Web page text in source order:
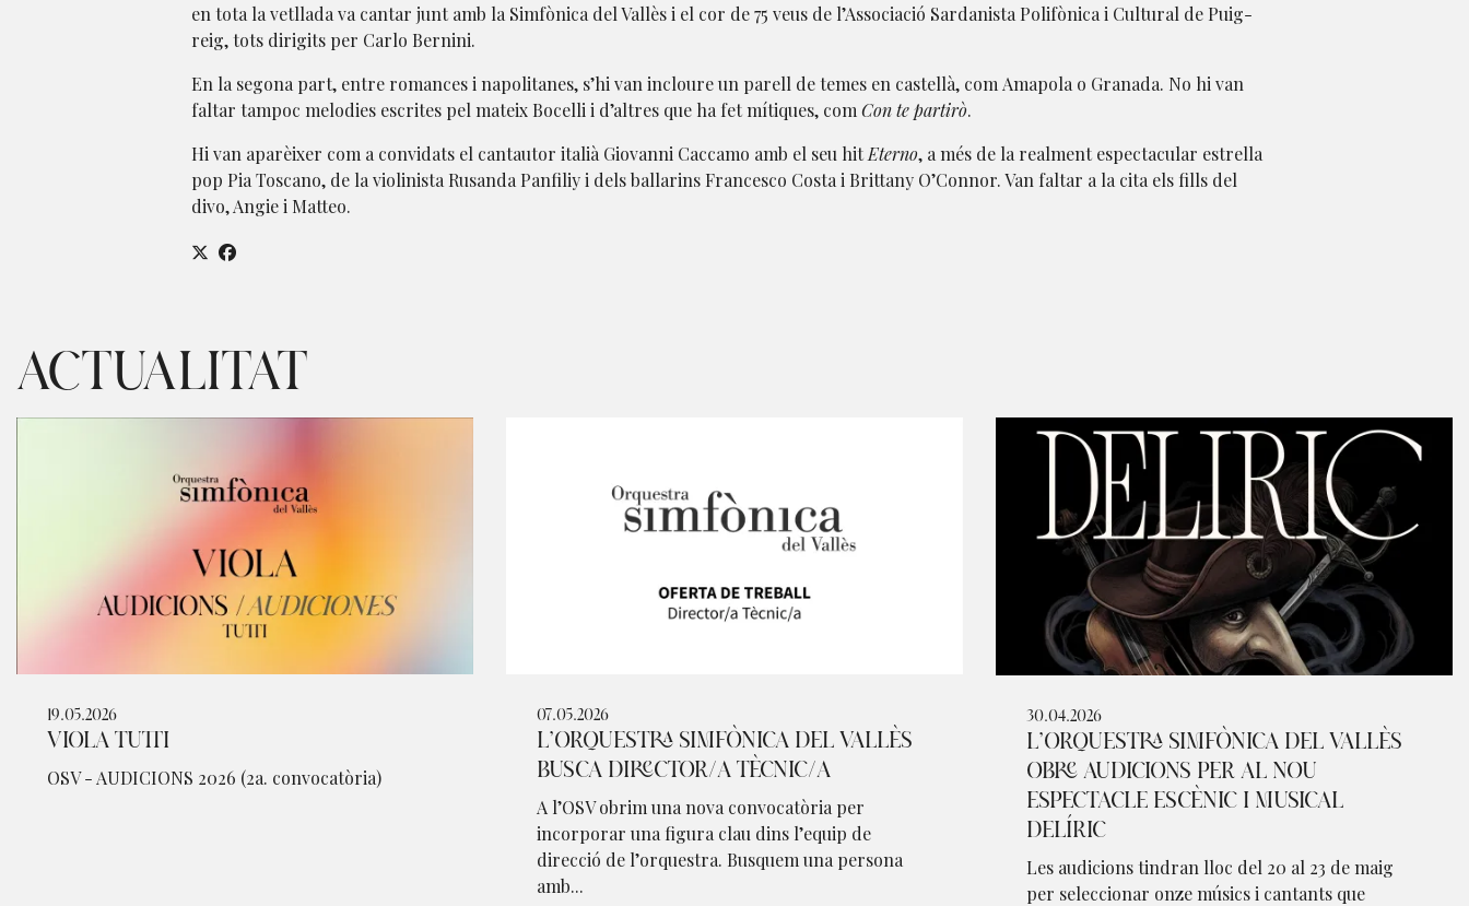
en tota la vetllada va cantar junt amb la Simfònica del Vallès i el cor de 75 veus de l’Associació Sardanista Polifònica i Cultural de Puig-
reig, tots dirigits per Carlo Bernini.
En la segona part, entre romances i napolitanes, s’hi van incloure un parell de temes en castellà, com Amapola o Granada. No hi van
faltar tampoc melodies escrites pel mateix Bocelli i d’altres que ha fet mítiques, com Con te partirò.
Hi van aparèixer com a convidats el cantautor italià Giovanni Caccamo amb el seu hitEterno, a més de la realment espectacular estrella
pop Pia Toscano, de la violinista Rusanda Panfiliy i dels ballarins Francesco Costa i Brittany O’Connor. Van faltar a la cita els fills del
divo, Angie i Matteo.
ACTUALITAT
19.05.2026
VIOLA TUTTI
OSV - AUDICIONS 2026 (2a. convocatòria)
07.05.2026
L’ORQUESTRA SIMFÒNICA DEL VALLÈS
BUSCA DIRECTOR/A TÈCNIC/A
A l’OSV obrim una nova convocatòria per
incorporar una figura clau dins l’equip de
direcció de l’orquestra. Busquem una persona
amb...
30.04.2026
L’ORQUESTRA SIMFÒNICA DEL VALLÈS
OBRE AUDICIONS PER AL NOU
ESPECTACLE ESCÈNIC I MUSICAL
DELÍRIC
Les audicions tindran lloc del 20 al 23 de maig
per seleccionar onze músics i cantants que